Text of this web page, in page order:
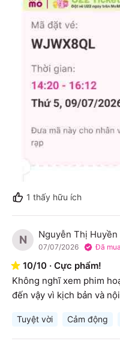
1 thấy hữu ích
N Nguyễn Thị Huyền
07/07/2026 Đã
10/10 · Cực phẩm!
Không nghĩ xem phim
đến vậy vì kịch bản và
Tuyệt vời Cảm động